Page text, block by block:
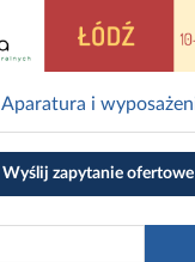
Aparatura i
Wyślij zapytanie ofertowe